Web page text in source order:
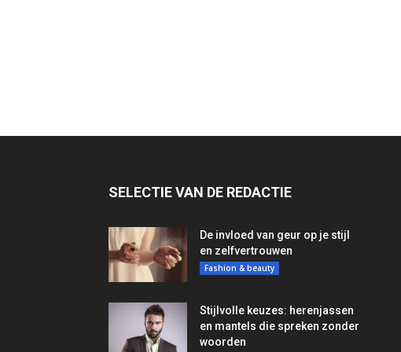
SELECTIE VAN DE REDACTIE
De invloed van geur op je stijl
en zelfvertrouwen
Fashion & beauty
Stijlvolle keuzes: herenjassen
en mantels die spreken zonder
woorden